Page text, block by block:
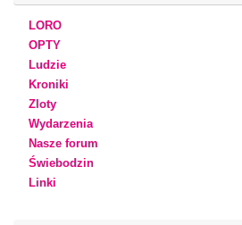
LORO
OPTY
Ludzie
Kroniki
Zloty
Wydarzenia
Nasze forum
Świebodzin
Linki